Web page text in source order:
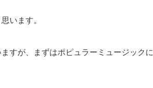
います。
すが、まずはポピュラーミュージック